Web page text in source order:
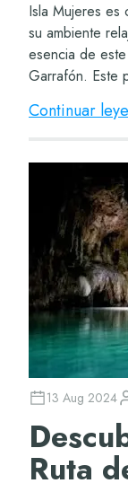
Isla Mujeres es
su ambiente
esencia de
Garrafón. Este
los amantes
Continuar
13 Aug 2024
Ruta